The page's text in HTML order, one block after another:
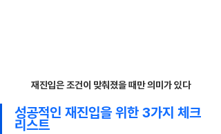
재진입은 조건이 맞춰졌을 때만 의미가 있다
성공적인 재진입을 위한 3가지 체크
리스트